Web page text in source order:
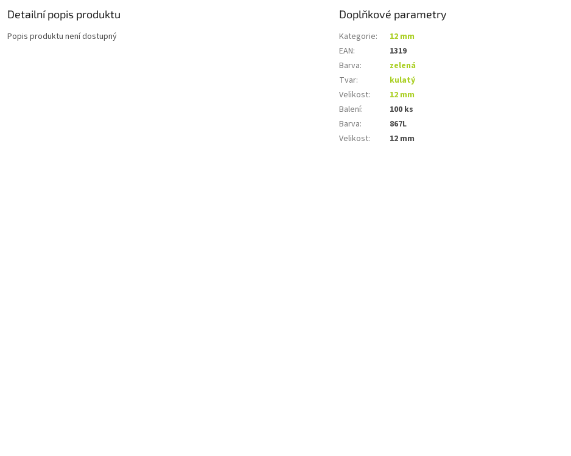
Detailní popis produktu
Popis produktu není dostupný
Doplňkové parametry
Kategorie:
12 mm
EAN:
1319
Barva:
zelená
Tvar:
kulatý
Velikost:
12 mm
Balení:
100 ks
Barva:
867L
Velikost: 12 mm